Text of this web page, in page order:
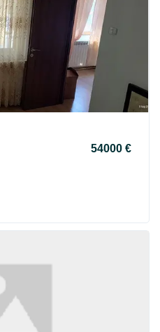
54000 €